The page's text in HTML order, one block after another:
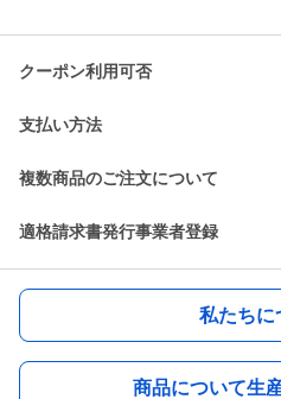
クーポン利用可否
支払い方法
複数商品のご注文について
適格請求書発行事業者登録
私たちに
商品について生